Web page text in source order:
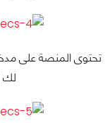
تحتوى المنصة على
لك